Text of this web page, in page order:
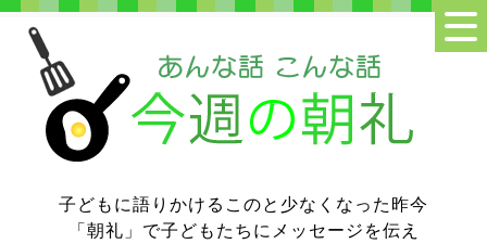
子どもに語りかけるこのと少なくなった昨今
「朝礼」で子どもたちにメッセージを伝え